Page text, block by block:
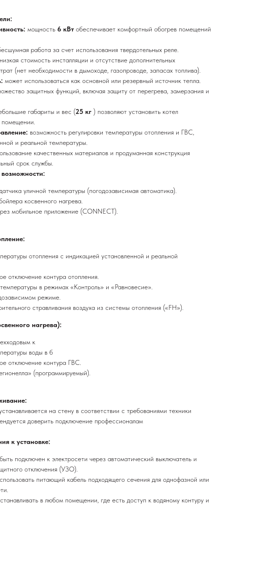
мощность 6 кВт обеспечивает комфортный обогрев помещений
работа за счет использования твердотельных реле.
низкая стоимость инсталляции и отсутствие дополнительных
(нет необходимости в дымоходе, газопроводе, запасах топлива).
может использоваться как основной или резервный источник тепла.
защитных функций, включая защиту от перегрева, замерзания и
габариты и вес (25 кг ) позволяют установить котел
возможность регулировки температуры отопления и ГВС,
и реальной температуры.
качественных материалов и продуманная конструкция
срок службы.
уличной температуры (погодозависимая автоматика).
косвенного нагрева.
мобильное приложение (CONNECT).
отопления с индикацией установленной и реальной
отключение контура отопления.
в режимах «Контроль» и «Равновесие».
режиме.
стравливания воздуха из системы отопления («FH»).
нагрева):
к
воды в б
отключение контура ГВС.
(программируемый).
на стену в соответствии с требованиями техники
доверить подключение профессионалам
к установке:
подключен к электросети через автоматический выключатель и
отключения (УЗО).
питающий кабель подходящего сечения для однофазной или
в любом помещении, где есть доступ к водяному контуру и